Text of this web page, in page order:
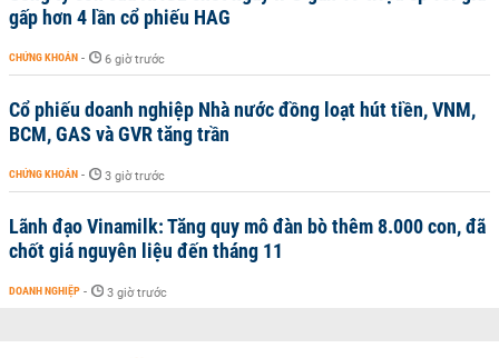
gấp hơn 4 lần cổ phiếu HAG
CHỨNG KHOÁN - 6 giờ trước
Cổ phiếu doanh nghiệp Nhà nước đồng loạt hút tiền, VNM,
BCM, GAS và GVR tăng trần
CHỨNG KHOÁN - 3 giờ trước
Lãnh đạo Vinamilk: Tăng quy mô đàn bò thêm 8.000 con, đã
chốt giá nguyên liệu đến tháng 11
DOANH NGHIỆP - 3 giờ trước